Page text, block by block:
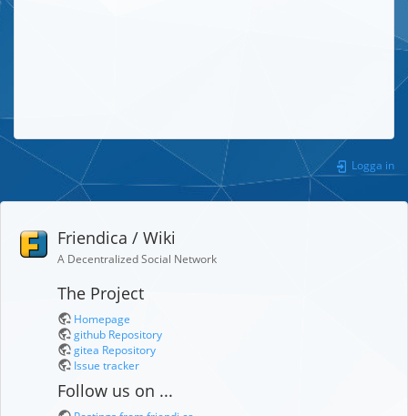
Logga in
Friendica / Wiki
A Decentralized Social Network
The Project
Homepage
github Repository
gitea Repository
Issue tracker
Follow us on ...